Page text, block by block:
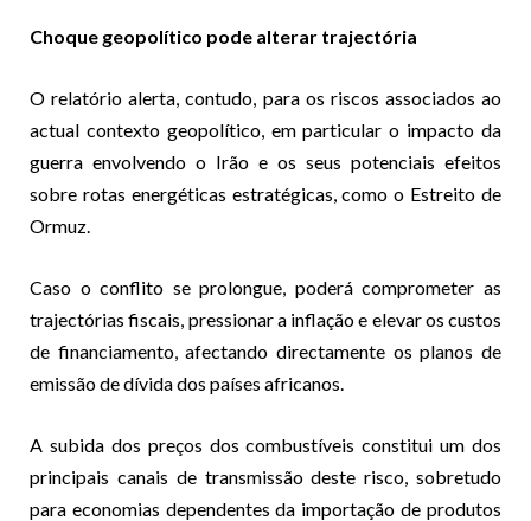
Choque geopolítico pode alterar trajectória
O relatório alerta, contudo, para os riscos associados ao
actual contexto geopolítico, em particular o impacto da
guerra envolvendo o Irão e os seus potenciais efeitos
sobre rotas energéticas estratégicas, como o Estreito de
Ormuz.
Caso o conflito se prolongue, poderá comprometer as
trajectórias fiscais, pressionar a inflação e elevar os custos
de financiamento, afectando directamente os planos de
emissão de dívida dos países africanos.
A subida dos preços dos combustíveis constitui um dos
principais canais de transmissão deste risco, sobretudo
para economias dependentes da importação de produtos